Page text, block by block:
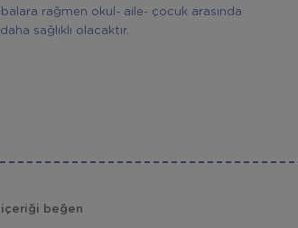
rağmen okul- aile- çocuk arasında
sağlıklı olacaktır.
içeriği beğen